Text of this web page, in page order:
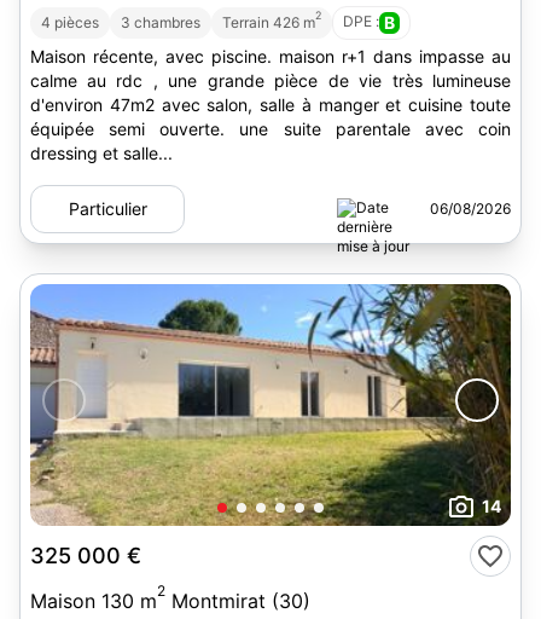
4 pièces 3 chambres Terrain 426 m2 DPE : B
Maison récente, avec piscine. maison r+1 dans impasse au
calme au rdc , une grande pièce de vie très lumineuse
d'environ 47m2 avec salon, salle à manger et cuisine toute
équipée semi ouverte. une suite parentale avec coin
dressing et salle...
Particulier 06/08/2026
14
325 000 €
Maison 130 m2 Montmirat (30)